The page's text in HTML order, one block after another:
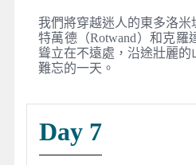
我們將穿越迷人的東多洛米
特萬德（Rotwand）和克羅
聳立在不遠處，沿途壯麗
難忘的一天。
Day 7